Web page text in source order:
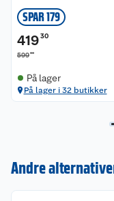
SPAR 179
41930
59900
På lager
På lager i 32 butikker
Andre